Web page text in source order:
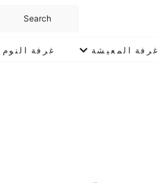
غرفة المعيشة غرفة النوم